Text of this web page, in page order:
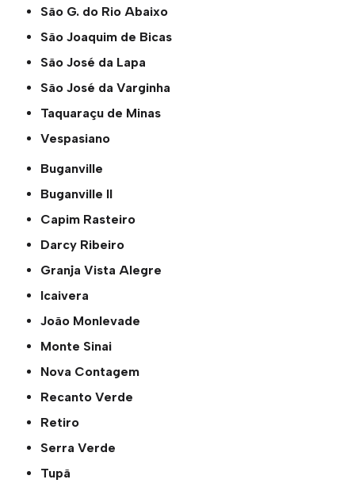
São G. do Rio Abaixo
São Joaquim de Bicas
São José da Lapa
São José da Varginha
Taquaraçu de Minas
Vespasiano
Buganville
Buganville ll
Capim Rasteiro
Darcy Ribeiro
Granja Vista Alegre
Icaivera
João Monlevade
Monte Sinai
Nova Contagem
Recanto Verde
Retiro
Serra Verde
Tupã